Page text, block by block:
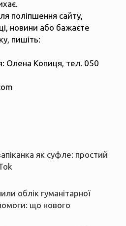
поліпшення сайту,
новини або бажаєте
пишіть:
Олена Копиця, тел. 050
як суфле: простий
облік гуманітарної
що нового